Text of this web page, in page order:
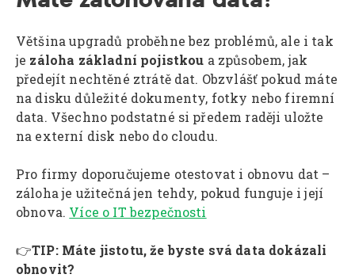
Většina upgradů proběhne bez problémů, ale i tak
je záloha základní pojistkou a způsobem, jak
předejít nechtěné ztrátě dat. Obzvlášť pokud máte
na disku důležité dokumenty, fotky nebo firemní
data. Všechno podstatné si předem raději uložte
na externí disk nebo do cloudu.
Pro firmy doporučujeme otestovat i obnovu dat –
záloha je užitečná jen tehdy, pokud funguje i její
obnova. Více o IT bezpečnosti
👉TIP: Máte jistotu, že byste svá data dokázali
obnovit?